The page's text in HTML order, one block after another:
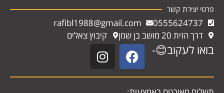
פרטי יצירת קשר
0555624737
rafibl1988@gmail.com
דרך הזית 20 מושב בן שמן
קיבוץ צאלים
בואו לעקוב😊-